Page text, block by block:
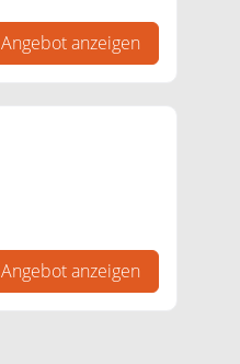
Angebot anzeigen
Angebot anzeigen